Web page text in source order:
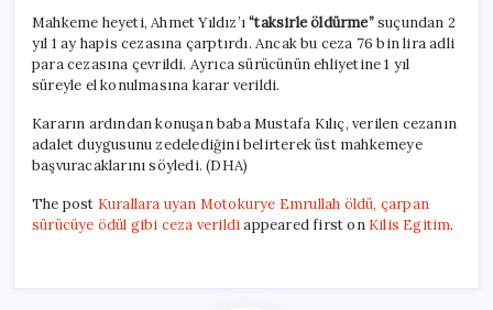
Mahkeme heyeti, Ahmet Yıldız’ı“taksirle öldürme”suçundan 2
yıl 1 ay hapis cezasına çarptırdı. Ancak bu ceza 76 bin lira adli
para cezasına çevrildi. Ayrıca sürücünün ehliyetine 1 yıl
süreyle el konulmasına karar verildi.
Kararın ardından konuşan baba Mustafa Kılıç, verilen cezanın
adalet duygusunu zedelediğini belirterek üst mahkemeye
başvuracaklarını söyledi. (DHA)
The post Kurallara uyan Motokurye Emrullah öldü, çarpan
sürücüye ödül gibi ceza verildiappeared first on Kilis Egitim.